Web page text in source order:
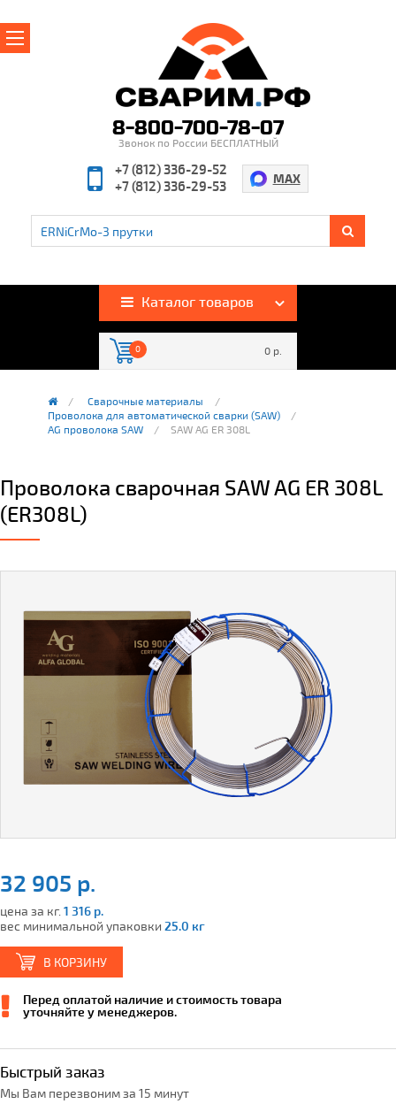
Производители
Полезная информация
Гарантия и возврат
8-800-700-78-07
Звонок по России БЕСПЛАТНЫЙ
+7 (812) 336-29-52
+7 (812) 336-29-53
MAX
Каталог товаров
0 0 р.
Сварочные материалы
Проволока для автоматической сварки (SAW)
AG проволока SAW
SAW AG ER 308L
Проволока сварочная SAW AG ER 308L
(ER308L)
32 905 р.
цена за кг. 1 316 р.
вес минимальной упаковки 25.0 кг
В КОРЗИНУ
Перед оплатой наличие и стоимость товара
уточняйте у менеджеров.
Быстрый заказ
Мы Вам перезвоним за 15 минут